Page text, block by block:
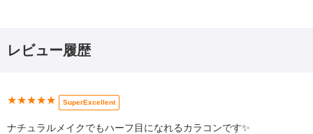
レビュー履歴
★★★★★ SuperExcellent
ナチュラルメイクでもハーフ目になれるカラコンです✨